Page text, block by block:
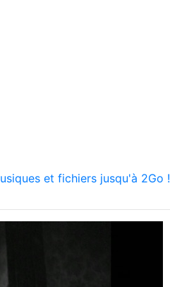
et fichiers jusqu'à 2Go !